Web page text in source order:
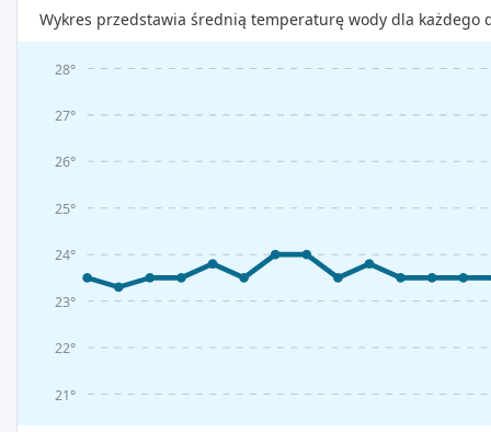
Wykres przedstawia średnią temperaturę wody dla
21°
22°
23°
24°
25°
26°
27°
28°